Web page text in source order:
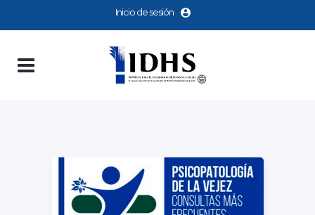
Inicio de sesión